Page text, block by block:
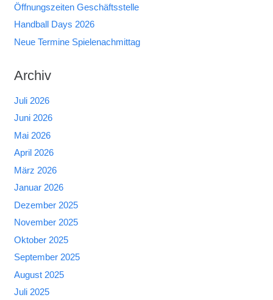
Öffnungszeiten Geschäftsstelle
Handball Days 2026
Neue Termine Spielenachmittag
Archiv
Juli 2026
Juni 2026
Mai 2026
April 2026
März 2026
Januar 2026
Dezember 2025
November 2025
Oktober 2025
September 2025
August 2025
Juli 2025